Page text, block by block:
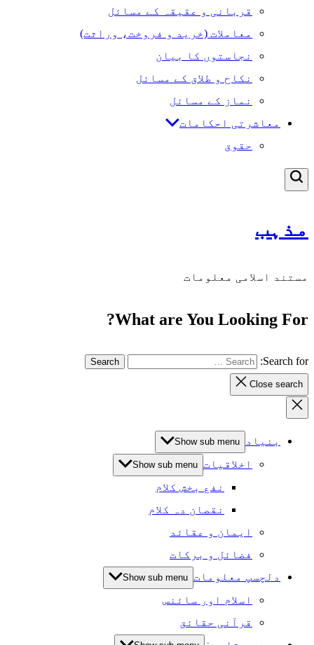
قربانی و عقیقہ کے مسائل
معاملات (خرید و فروخت، وراثت)
نجاستوں کا بیان
نکاح و طلاق کے مسائل
نماز کے مسائل
معاشرتی احکامات
حقوق
مذہب
مستند اسلامی معلومات
What are You Looking For?
Search for:
Close search
بنیاد Show sub menu
اخلاقیات Show sub menu
نفع بخش کلام
نقصان دہ کلام
ایمان و عقائد
فضائل و برکات
دلچسپ معلومات Show sub menu
اسلام اور سائنس
قرآنی حقائق